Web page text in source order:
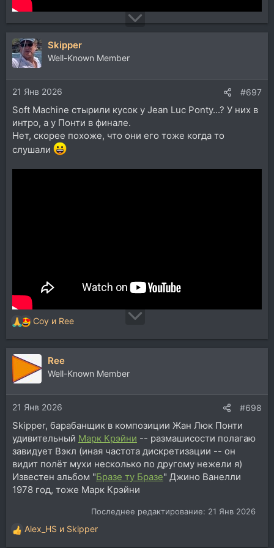
Skipper
Well-Known Member
21 Янв 2026 #697
Soft Machine стырили кусок у Jean Luc Ponty...? У них в
интро, а у Понти в финале.
Нет, скорее похоже, что они его тоже когда то
слушали
Р
е
а
к
ц
и
и
:
Coy и Ree
Ree
Well-Known Member
21 Янв 2026 #698
Skipper, барабанщик в композиции Жан Люк Понти
удивительный Марк Крэйни -- размашисости полагаю
завидует Вэкл (иная частота дискретизации -- он
видит полёт мухи несколько по другому нежели я)
Известен альбом "Бразе ту Бразе" Джино Ванелли
1978 год, тоже Марк Крэйни
Последнее редактирование: 21 Янв 2026
Р
е
Alex_HS и Skipper